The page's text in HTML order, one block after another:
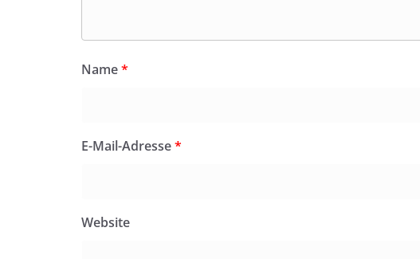
Name*
E-Mail-Adresse*
Website